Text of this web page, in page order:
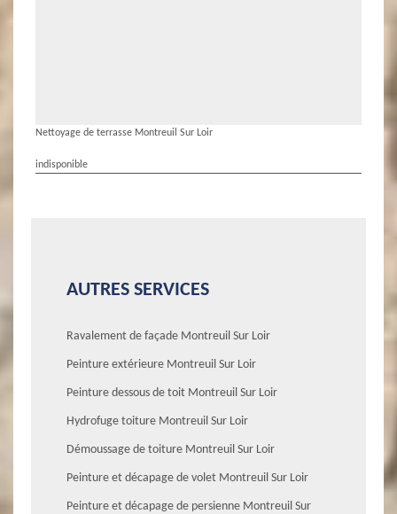
Nettoyage de terrasse Montreuil Sur Loir
indisponible
AUTRES SERVICES
Ravalement de façade Montreuil Sur Loir
Peinture extérieure Montreuil Sur Loir
Peinture dessous de toit Montreuil Sur Loir
Hydrofuge toiture Montreuil Sur Loir
Démoussage de toiture Montreuil Sur Loir
Peinture et décapage de volet Montreuil Sur Loir
Peinture et décapage de persienne Montreuil Sur